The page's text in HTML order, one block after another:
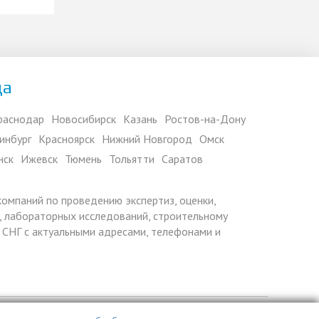
Новосибирск Казань Ростов-на-Дону
Красноярск Нижний Новгород Омск
Ижевск Тюмень Тольятти Саратов
по проведению экспертиз, оценки,
исследований, строительному
с актуальными адресами, телефонами и